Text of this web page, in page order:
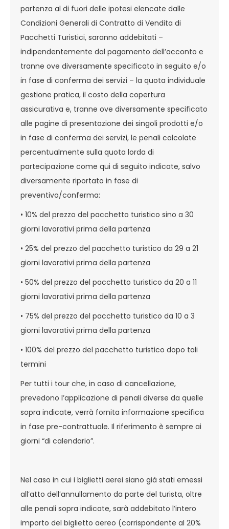
partenza al di fuori delle ipotesi elencate dalle
Condizioni Generali di Contratto di Vendita di
Pacchetti Turistici, saranno addebitati –
indipendentemente dal pagamento dell’acconto e
tranne ove diversamente specificato in seguito e/o
in fase di conferma dei servizi – la quota individuale
gestione pratica, il costo della copertura
assicurativa e, tranne ove diversamente specificato
alle pagine di presentazione dei singoli prodotti e/o
in fase di conferma dei servizi, le penali calcolate
percentualmente sulla quota lorda di
partecipazione come qui di seguito indicate, salvo
diversamente riportato in fase di
preventivo/conferma:
• 10% del prezzo del pacchetto turistico sino a 30
giorni lavorativi prima della partenza
• 25% del prezzo del pacchetto turistico da 29 a 21
giorni lavorativi prima della partenza
• 50% del prezzo del pacchetto turistico da 20 a 11
giorni lavorativi prima della partenza
• 75% del prezzo del pacchetto turistico da 10 a 3
giorni lavorativi prima della partenza
• 100% del prezzo del pacchetto turistico dopo tali
termini
Per tutti i tour che, in caso di cancellazione,
prevedono l’applicazione di penali diverse da quelle
sopra indicate, verrà fornita informazione specifica
in fase pre-contrattuale. Il riferimento è sempre ai
giorni “di calendario”.
Nel caso in cui i biglietti aerei siano già stati emessi
all’atto dell’annullamento da parte del turista, oltre
alle penali sopra indicate, sarà addebitato l’intero
importo del biglietto aereo (corrispondente al 20%